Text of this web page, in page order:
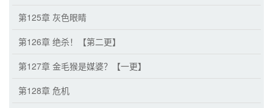
第125章 灰色眼睛
第126章 绝杀！【第二更】
第127章 金毛猴是媒婆？【一更】
第128章 危机